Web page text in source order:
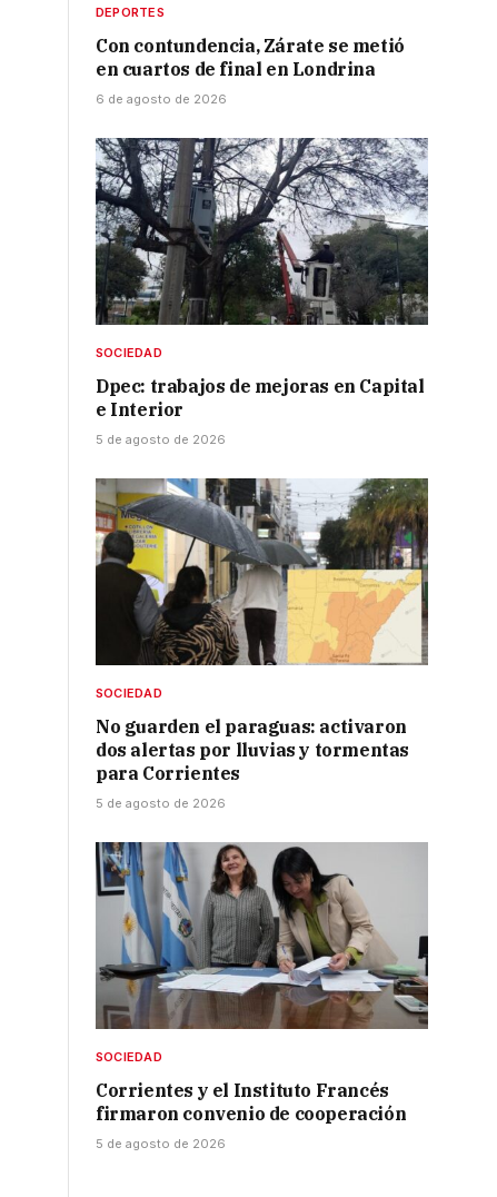
DEPORTES
Con contundencia, Zárate se metió
en cuartos de final en Londrina
6 de agosto de 2026
SOCIEDAD
Dpec: trabajos de mejoras en Capital
e Interior
5 de agosto de 2026
SOCIEDAD
No guarden el paraguas: activaron
dos alertas por lluvias y tormentas
para Corrientes
5 de agosto de 2026
SOCIEDAD
Corrientes y el Instituto Francés
firmaron convenio de cooperación
5 de agosto de 2026